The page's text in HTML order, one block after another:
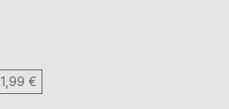
1,99 €